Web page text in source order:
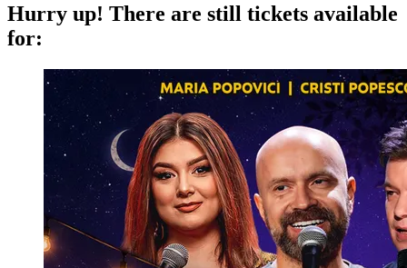
Hurry up! There are still tickets available
for: